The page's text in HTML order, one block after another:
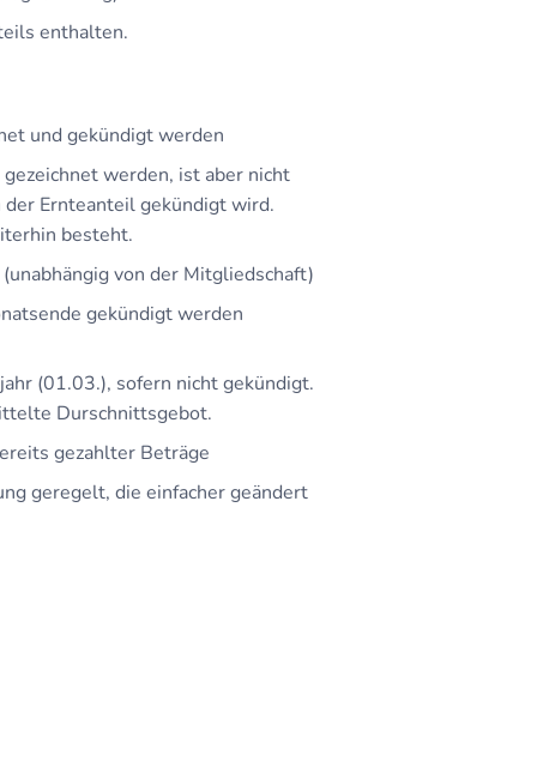
enthalten.
und gekündigt werden
werden, ist aber nicht
Ernteanteil gekündigt wird.
besteht.
von der Mitgliedschaft)
gekündigt werden
(01.03.), sofern nicht gekündigt.
Durschnittsgebot.
gezahlter Beträge
geregelt, die einfacher geändert